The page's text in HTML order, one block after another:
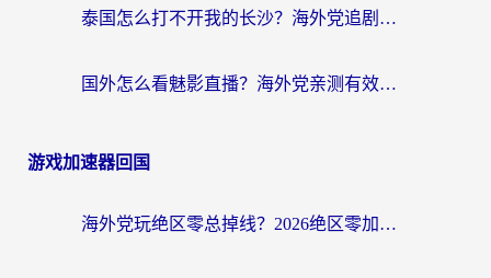
泰国怎么打不开我的长沙？海外党追剧看片的破局指南
国外怎么看魅影直播？海外党亲测有效的回国加速指南（附听歌、看央视VIP技巧）
游戏加速器回国
海外党玩绝区零总掉线？2026绝区零加速器推荐+跨平台国服游戏加速攻略